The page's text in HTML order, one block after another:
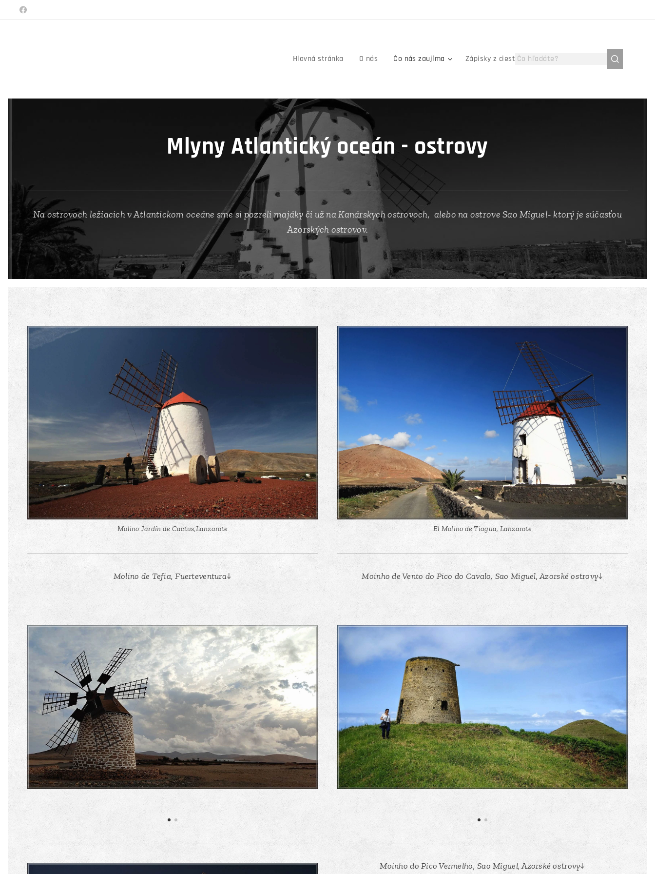
Hlavná stránka O nás Čo nás zaujíma Zápisky z ciest
Mlyny Atlantický oceán - ostrovy
Na ostrovoch ležiacich v Atlantickom oceáne sme si pozreli majáky či už na Kanárskych ostrovoch, alebo na ostrove Sao Miguel- ktorý je súčasťou
Azorských ostrovov.
Molino Jardín de Cactus,Lanzarote
Molino de Tefia, Fuerteventura↓
El Molino de Tiagua, Lanzarote
Moinho de Vento do Pico do Cavalo, Sao Miguel, Azorské ostrovy↓
Moinho do Pico Vermelho, Sao Miguel, Azorské ostrovy↓